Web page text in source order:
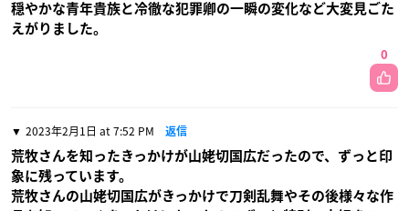
穏やかな青年貴族と冷徹な犯罪卿の一瞬の変化など大変見ごた
えがりました。
0
2023年2月1日 at 7:52 PM 返信
荒牧さんを知ったきっかけが山姥切国広だったので、ずっと印
象に残っています。
荒牧さんの山姥切国広がきっかけで刀剣乱舞やその後様々な作